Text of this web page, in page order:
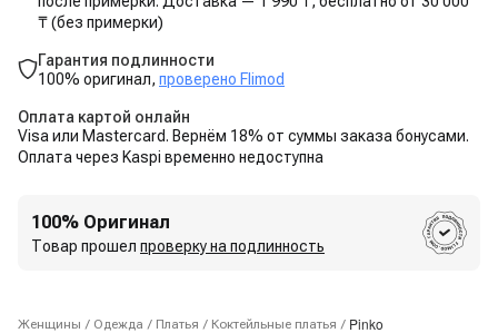
₸ (без примерки)
Гарантия подлинности
100% оригинал, проверено Flimod
Оплата картой онлайн
Visa или Mastercard. Вернём 18% от суммы заказа бонусами.
Оплата через Kaspi временно недоступна
100% Оригинал
Товар прошел проверку на подлинность
Женщины / Одежда / Платья / Коктейльные платья / Pinko